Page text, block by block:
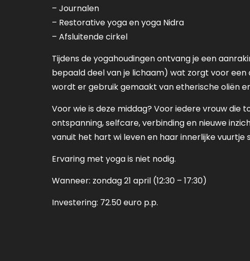
– Journalen
– Restorative yoga en yoga Nidra
– Afsluitende cirkel
Tijdens de yogahoudingen ontvang je een
bepaald deel van je lichaam) wat zorgt voor
wordt er gebruik gemaakt van etherische oliën
Voor wie is deze middag? Voor iedere vrouw die
ontspanning, selfcare, verbinding en nieuwe
vanuit het hart wi leven en haar innerlijke vuurtje
Ervaring met yoga is niet nodig.
Wanneer: zondag 21 april (12:30 – 17:30)
Investering: 72.50 euro p.p.